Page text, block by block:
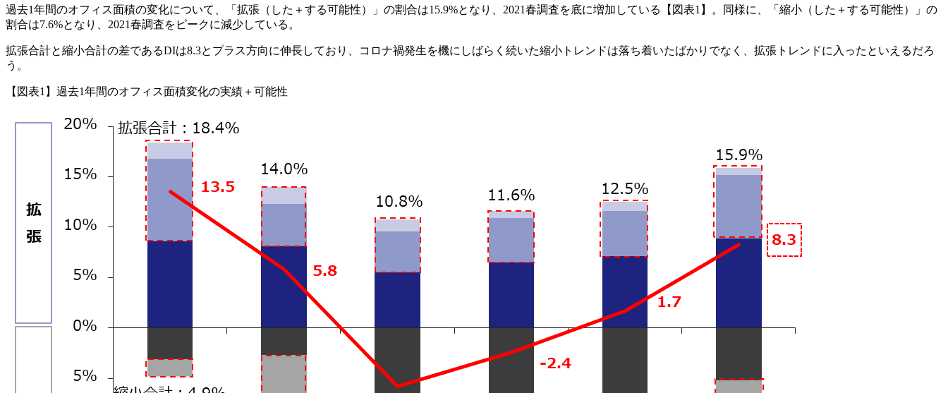
過去1年間のオフィス面積の変化について、「拡張（した＋する可能性）」の割合は15.9%となり、2021春調査を底に増加している【図表1】。同様に、「縮小（した＋する可能性）」の
割合は7.6%となり、2021春調査をピークに減少している。
拡張合計と縮小合計の差であるDIは8.3とプラス方向に伸長しており、コロナ禍発生を機にしばらく続いた縮小トレンドは落ち着いたばかりでなく、拡張トレンドに入ったといえるだろ
う。
【図表1】過去1年間のオフィス面積変化の実績＋可能性